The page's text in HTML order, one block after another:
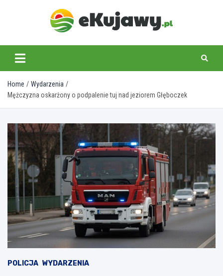
ekujawy.pl
Home
Wydarzenia
Mężczyzna oskarżony o podpalenie tuj nad jeziorem Głęboczek
POLICJA WYDARZENIA